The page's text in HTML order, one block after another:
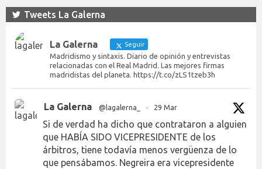
Tweets La Galerna
La Galerna Seguir
Madridismo y sintaxis. Diario de opinión y entrevistas
relacionadas con el Real Madrid. Las mejores firmas
madridistas del planeta. https://t.co/zLS1tzeb3h
La Galerna @lagalerna_ · 29 Mar
Si de verdad ha dicho que contrataron a alguien
que HABÍA SIDO VICEPRESIDENTE de los
árbitros, tiene todavía menos vergüenza de lo
que pensábamos. Negreira era vicepresidente